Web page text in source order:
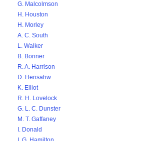
G. Malcolmson
H. Houston
H. Morley
A. C. South
L. Walker
B. Bonner
R. A. Harrison
D. Hensahw
K. Elliot
R. H. Lovelock
G. L. C. Dunster
M. T. Gaffaney
I. Donald